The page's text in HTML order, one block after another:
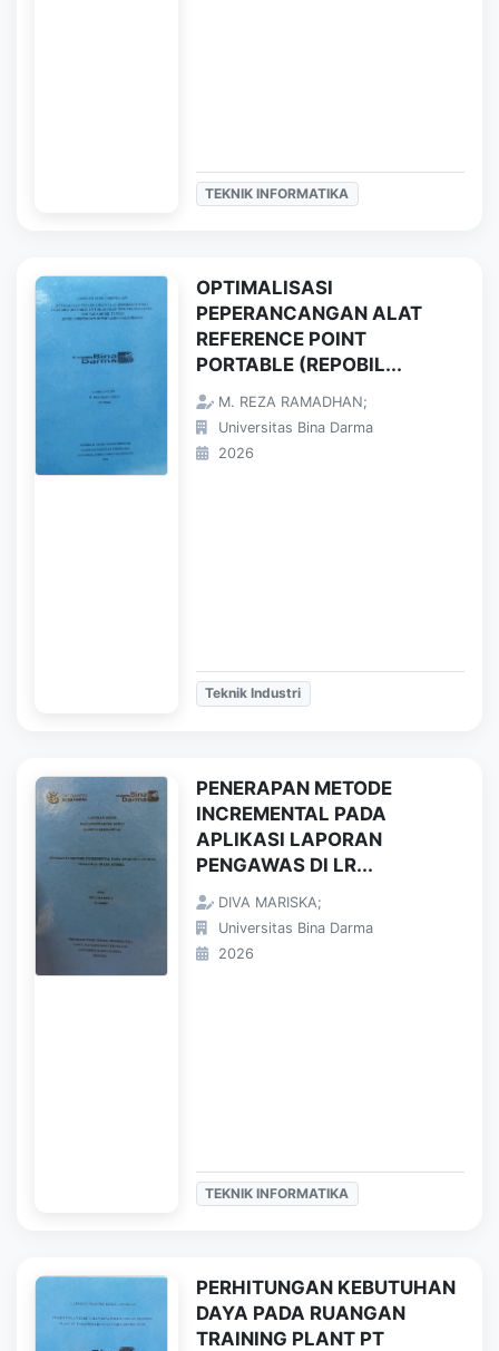
TEKNIK INFORMATIKA
OPTIMALISASI
PEPERANCANGAN ALAT
REFERENCE POINT
PORTABLE (REPOBIL...
M. REZA RAMADHAN;
Universitas Bina Darma
2026
Teknik Industri
PENERAPAN METODE
INCREMENTAL PADA
APLIKASI LAPORAN
PENGAWAS DI LR...
DIVA MARISKA;
Universitas Bina Darma
2026
TEKNIK INFORMATIKA
PERHITUNGAN KEBUTUHAN
DAYA PADA RUANGAN
TRAINING PLANT PT